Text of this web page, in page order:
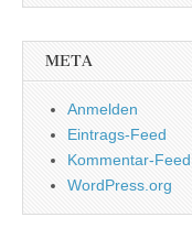
META
Anmelden
Eintrags-Feed
Kommentar-Feed
WordPress.org